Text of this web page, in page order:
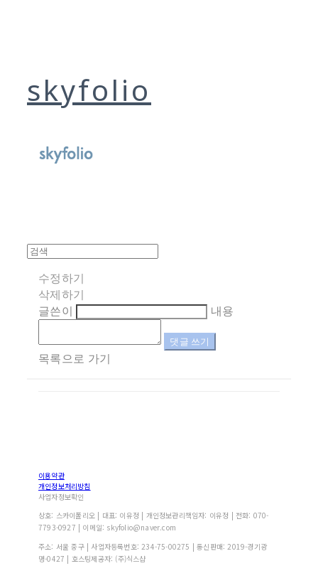
skyfolio
수정하기
삭제하기
글쓴이
내용
댓글 쓰기
목록으로 가기
이용약관
개인정보처리방침
사업자정보확인
상호: 스카이폴리오 | 대표: 이유정 | 개인정보관리책임자: 이유정 | 전화: 070-
7793-0927 | 이메일: skyfolio@naver.com
주소: 서울 중구 | 사업자등록번호: 234-75-00275 | 통신판매: 2019-경기광
명-0427 | 호스팅제공자: (주)식스샵